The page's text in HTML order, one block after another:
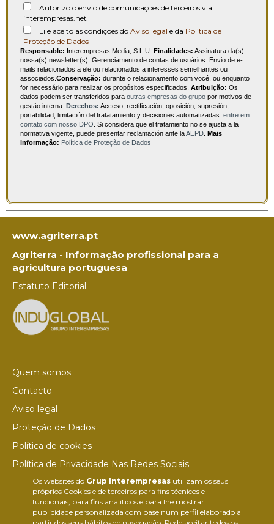
Os websites do Grup Interempresasutilizam os seus
próprios Cookies e de terceiros para fins técnicos e
funcionais, para fins analíticos e para lhe mostrar
publicidade personalizada com base num perfil elaborado a
Autorizo o envio de comunicações de terceiros via
interempresas.net
Li e aceito as condições do Aviso legal e da Política de
Proteção de Dados
Responsable: Interempresas Media, S.L.U. Finalidades: Assinatura da(s)
nossa(s) newsletter(s). Gerenciamento de contas de usuários. Envio de e-
mails relacionados a ele ou relacionados a interesses semelhantes ou
associados. Conservação: durante o relacionamento com você, ou enquanto
for necessário para realizar os propósitos especificados. Atribuição: Os
dados podem ser transferidos para outras empresas do grupo por motivos de
gestão interna. Derechos: Acceso, rectificación, oposición, supresión,
portabilidad, limitación del tratatamiento y decisiones automatizadas: entre em
contato com nosso DPO . Si considera que el tratamiento no se ajusta a la
normativa vigente, puede presentar reclamación ante laAEPD Mais
informação: Política de Proteção de Dados
www.agriterra.pt
Agriterra - Informação profissional para a
agricultura portuguesa
Estatuto Editorial
Quem somos
Contacto
Aviso legal
Proteção de Dados
Política de cookies
Política de Privacidade Nas Redes Sociais
Canal de denúncias
Colaborações editoriais